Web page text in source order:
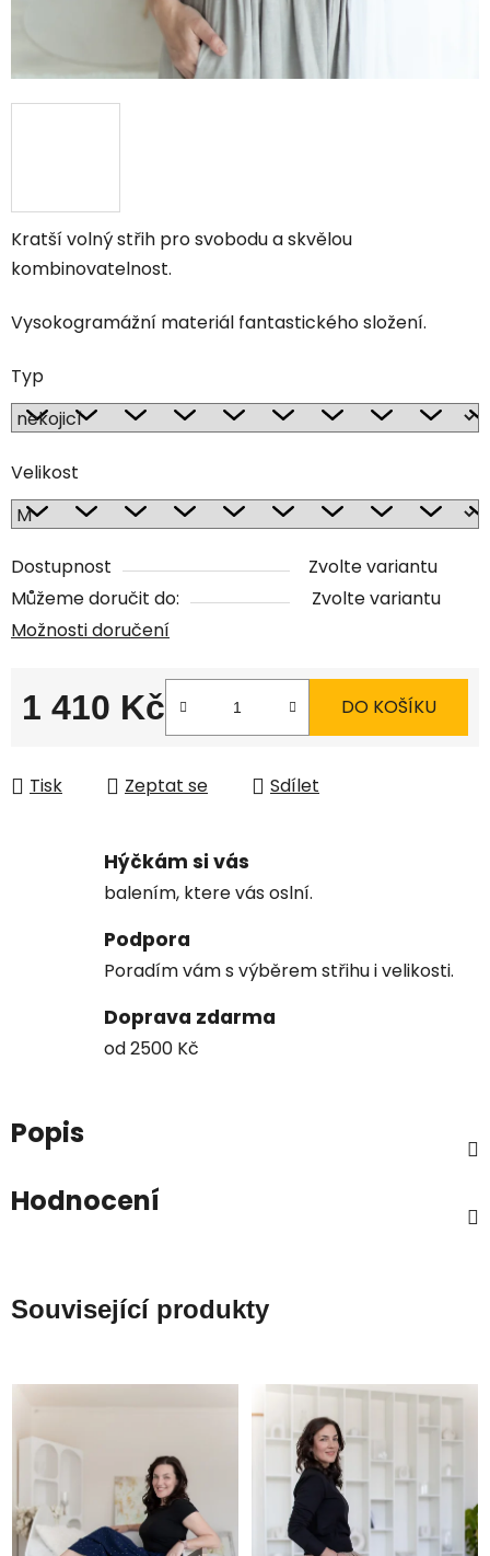
Kratší volný střih pro svobodu a skvělou
kombinovatelnost.
Vysokogramážní materiál fantastického složení.
Typ
Velikost
Dostupnost
Zvolte variantu
Můžeme doručit do:
Zvolte variantu
Možnosti doručení
1 410 Kč DO KOŠÍKU
Tisk Zeptat se Sdílet
Hýčkám si vás
balením, ktere vás oslní.
Podpora
Poradím vám s výběrem střihu i velikosti.
Doprava zdarma
od 2500 Kč
Popis
Hodnocení
Související produkty